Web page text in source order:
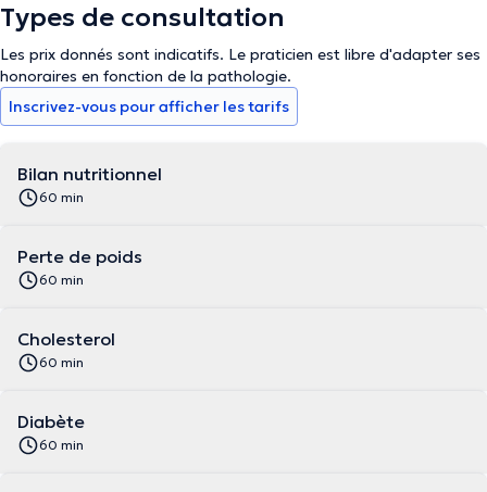
Types de consultation
Les prix donnés sont indicatifs. Le praticien est libre d'adapter ses
honoraires en fonction de la pathologie.
Inscrivez-vous pour afficher les tarifs
Bilan nutritionnel
60 min
Perte de poids
60 min
Cholesterol
60 min
Diabète
60 min